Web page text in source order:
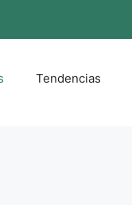
Tendencias